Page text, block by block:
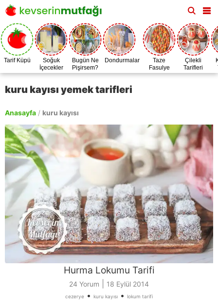
Tarif Küpü
Soğuk
İçecekler
Bugün Ne
Pişirsem?
Dondurmalar
Taze
Fasulye
Zamanı
Çilekli
Tarifleri
kuru kayısı yemek tarifleri
Anasayfa / kuru kayısı
Hurma Lokumu Tarifi
24 Yorum 18 Eylül 2014
cezerye • kuru kayısı • lokum tarifi